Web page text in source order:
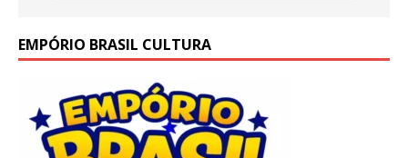
EMPÓRIO BRASIL CULTURA